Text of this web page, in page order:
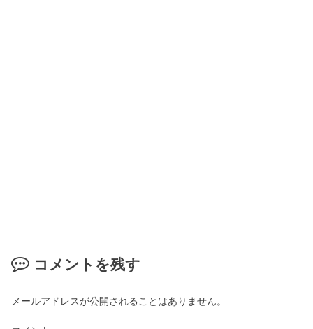
コメントを残す
メールアドレスが公開されることはありません。